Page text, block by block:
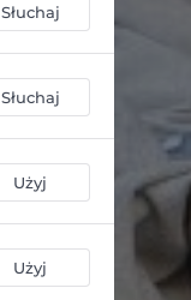
Słuchaj
Słuchaj
Użyj
Użyj